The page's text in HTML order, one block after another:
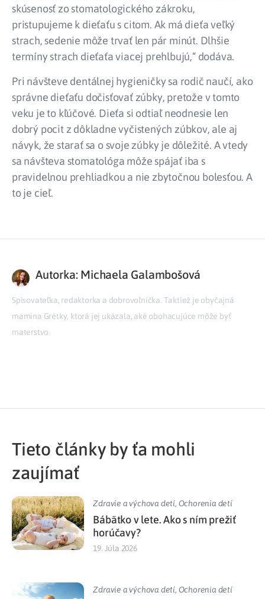
skúsenosť zo stomatologického zákroku,
pristupujeme k dieťaťu s citom. Ak má dieťa veľký
strach, sedenie môže trvať len pár minút. Dlhšie
termíny strach dieťaťa viacej prehlbujú,“ dodáva.
Pri návšteve dentálnej hygieničky sa rodič naučí, ako
správne dieťaťu dočisťovať zúbky, pretože v tomto
veku je to kľúčové. Dieťa si odtiaľ neodnesie len
dobrý pocit z dôkladne vyčistených zúbkov, ale aj
návyk, že starať sa o svoje zúbky je dôležité. A vtedy
sa návšteva stomatológa môže spájať iba s
pravidelnou prehliadkou a nie zbytočnou bolesťou. A
to je cieľ.
Autorka: Michaela Galambošová
Spisovateľka, redaktorka a dobrovoľníčka. Taktiež je obyčajná
mamina Grétky, ktorá jej ukázala, aké obohacujúce môže byť
materstvo.
Tieto články by ťa mohli
zaujímať
Zdravie a výchova detí, Ochorenia detí
Bábätko v lete. Ako s ním prežiť
horúčavy?
19. Júla 2026
Zdravie a výchova detí, Ochorenia detí